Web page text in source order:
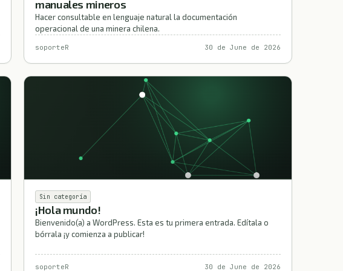
manuales mineros
Hacer consultable en lenguaje natural la documentación
operacional de una minera chilena.
soporteR 30 de June de 2026
Sin categoría
¡Hola mundo!
Bienvenido(a) a WordPress. Esta es tu primera entrada. Edítala o
bórrala ¡y comienza a publicar!
soporteR 30 de June de 2026